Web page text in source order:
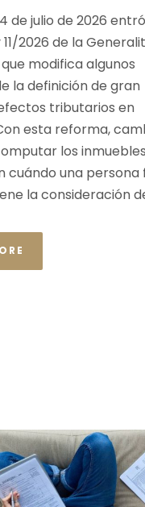
de julio de 2026
2026 de la
modifica algunos
la definición de gran
tributarios en
esta reforma,
los
cuándo una persona
la consideración